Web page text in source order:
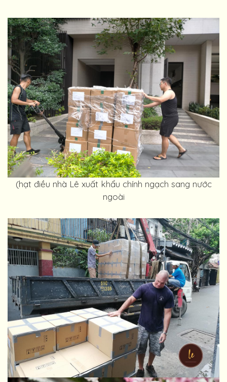
(hạt điều nhà Lê xuất khẩu chính ngạch sang nước
ngoài